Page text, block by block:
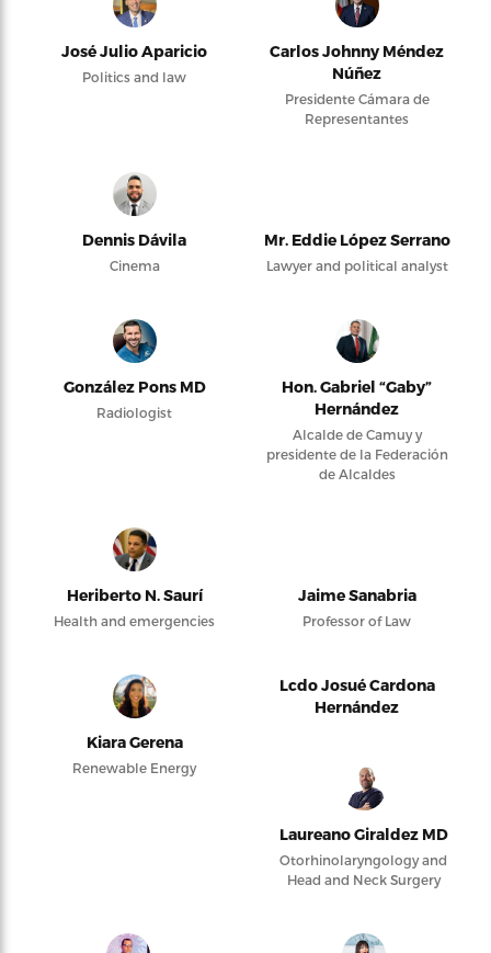
José Julio Aparicio
Politics and law
Carlos Johnny Méndez
Núñez
Presidente Cámara de
Representantes
Dennis Dávila
Cinema
Mr. Eddie López Serrano
Lawyer and political analyst
González Pons MD
Radiologist
Hon. Gabriel “Gaby”
Hernández
Alcalde de Camuy y
presidente de la Federación
de Alcaldes
Heriberto N. Saurí
Health and emergencies
Jaime Sanabria
Professor of Law
Kiara Gerena
Renewable Energy
Lcdo Josué Cardona
Hernández
Laureano Giraldez MD
Otorhinolaryngology and
Head and Neck Surgery